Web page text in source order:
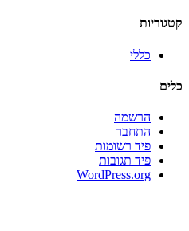
קטגוריות
כללי
כלים
הרשמה
התחבר
פיד רשומות
פיד תגובות
WordPress.org